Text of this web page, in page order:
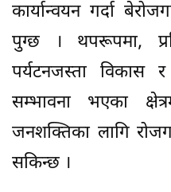
कार्यान्वयन गर्दा
पुग्छ । थपरूपमा,
पर्यटनजस्ता विकास
सम्भावना भएका
जनशक्तिका लागि
सकिन्छ ।